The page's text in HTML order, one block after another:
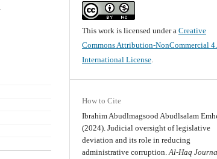
This work is licensed under aCreative
Commons Attribution-NonCommercial
International License.
How to Cite
Ibrahim Abudlmagsood Abudlsalam
(2024). Judicial oversight of legislative
deviation and its role in reducing
administrative corruption.Al-Haq